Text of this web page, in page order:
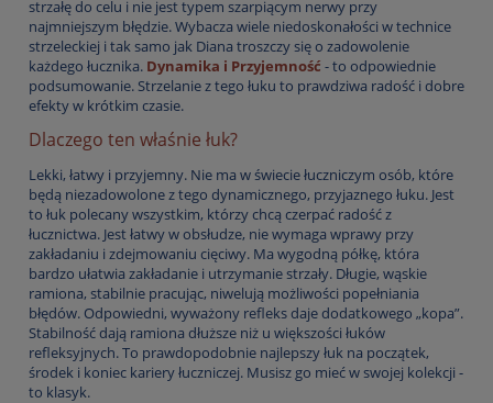
strzałę do celu i nie jest typem szarpiącym nerwy przy
najmniejszym błędzie. Wybacza wiele niedoskonałości w technice
strzeleckiej i tak samo jak Diana troszczy się o zadowolenie
każdego łucznika. Dynamika i Przyjemność - to odpowiednie
podsumowanie. Strzelanie z tego łuku to prawdziwa radość i dobre
efekty w krótkim czasie.
Dlaczego ten właśnie łuk?
Lekki, łatwy i przyjemny. Nie ma w świecie łuczniczym osób, które
będą niezadowolone z tego dynamicznego, przyjaznego łuku. Jest
to łuk polecany wszystkim, którzy chcą czerpać radość z
łucznictwa. Jest łatwy w obsłudze, nie wymaga wprawy przy
zakładaniu i zdejmowaniu cięciwy. Ma wygodną półkę, która
bardzo ułatwia zakładanie i utrzymanie strzały. Długie, wąskie
ramiona, stabilnie pracując, niwelują możliwości popełniania
błędów. Odpowiedni, wyważony refleks daje dodatkowego „kopa”.
Stabilność dają ramiona dłuższe niż u większości łuków
refleksyjnych. To prawdopodobnie najlepszy łuk na początek,
środek i koniec kariery łuczniczej. Musisz go mieć w swojej kolekcji -
to klasyk.